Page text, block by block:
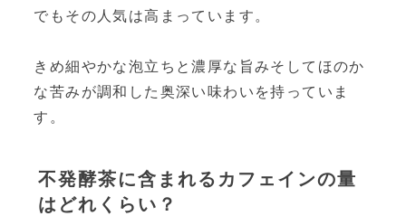
でもその人気は高まっています。
きめ細やかな泡立ちと濃厚な旨みそしてほのか
な苦みが調和した奥深い味わいを持っていま
す。
不発酵茶に含まれるカフェインの量
はどれくらい？